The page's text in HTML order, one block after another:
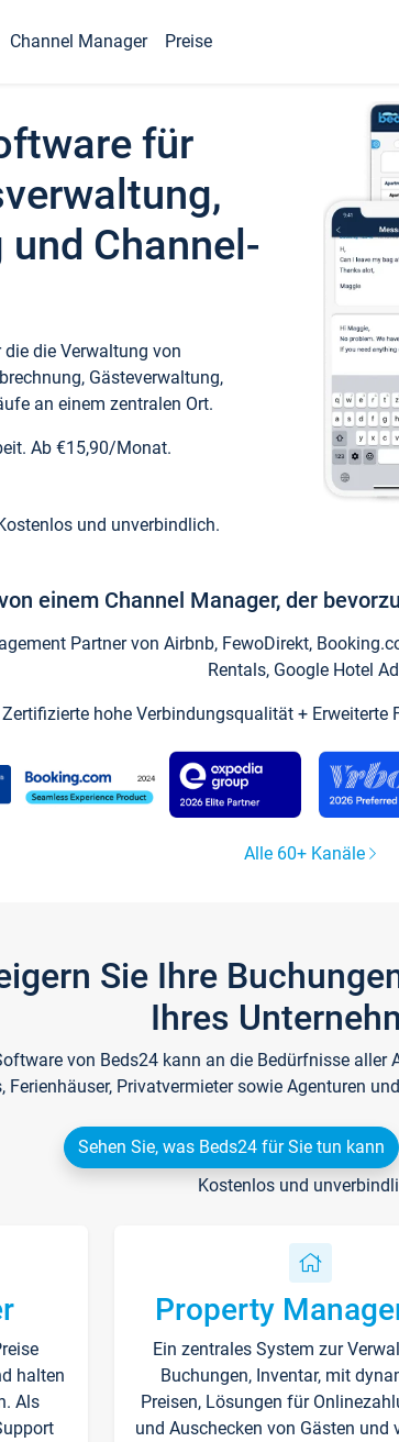
Channel Manager Preise
für
Channel-
die Verwaltung von
Gästeverwaltung,
an einem zentralen Ort.
Ab €15,90/Monat.
und unverbindlich.
einem Channel Manager, der
Partner von Airbnb, FewoDirekt,
Rentals, Google Hotel
Zertifizierte hohe Verbindungsqualität + Erweiterte
Alle 60+ Kanäle
Sie Ihre
Ihres
von Beds24 kann an die Bedürfnisse
Ferienhäuser, Privatvermieter sowie Agenturen
Sehen Sie, was Beds24 für Sie tun kann
Kostenlos und
halten
Als
Property
Ein zentrales System zur
Buchungen, Inventar, mit
Preisen, Lösungen für
und Auschecken von Gästen und